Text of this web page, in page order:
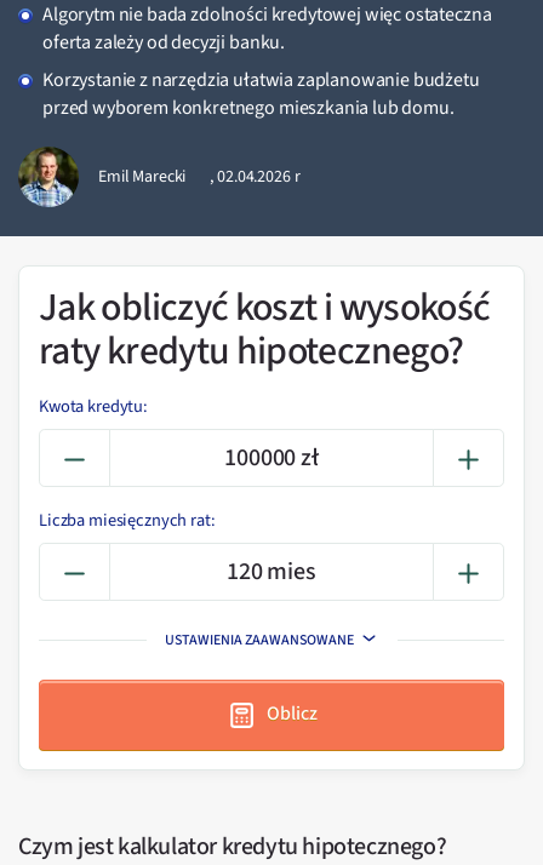
Algorytm nie bada zdolności kredytowej więc ostateczna
oferta zależy od decyzji banku.
Korzystanie z narzędzia ułatwia zaplanowanie budżetu
przed wyborem konkretnego mieszkania lub domu.
Emil Marecki ,02.04.2026 r
Jak obliczyć koszt i wysokość
raty kredytu hipotecznego?
Kwota kredytu:
Liczba miesięcznych rat:
Oblicz
USTAWIENIA ZAAWANSOWANE
Czym jest kalkulator kredytu hipotecznego?